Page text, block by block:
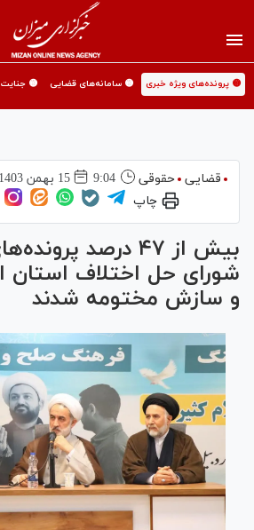
🟡 پرونده‌های ویژه خبری 🟡 سامانه‌های قضایی 🟡
قضایی حقوقی 9:04 15 بهمن 1403
چاپ
بیش از ۴۷ درصد
شورای حل اختلاف استان
و سازش مختومه شدند